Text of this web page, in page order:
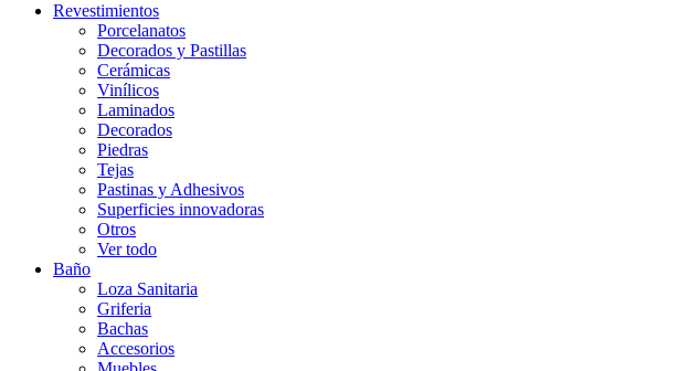
Revestimientos
Porcelanatos
Decorados y Pastillas
Cerámicas
Vinílicos
Laminados
Decorados
Piedras
Tejas
Pastinas y Adhesivos
Superficies innovadoras
Otros
Ver todo
Baño
Loza Sanitaria
Griferia
Bachas
Accesorios